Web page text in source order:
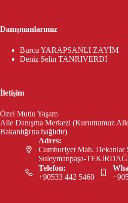
Danışmanlarımız
Burcu YARAPSANLI ZAYİM
Deniz Selin TANRIVERDİ
İletişim
Özel Mutlu Yaşam
Aile Danışma Merkezi (Kurumumuz
Bakanlığı'na bağlıdır)
Adres:
Cumhuriyet Mah. Dekanlar
Suleymanpaşa-TEKİRDAĞ
Telefon:
+90533 442 5460